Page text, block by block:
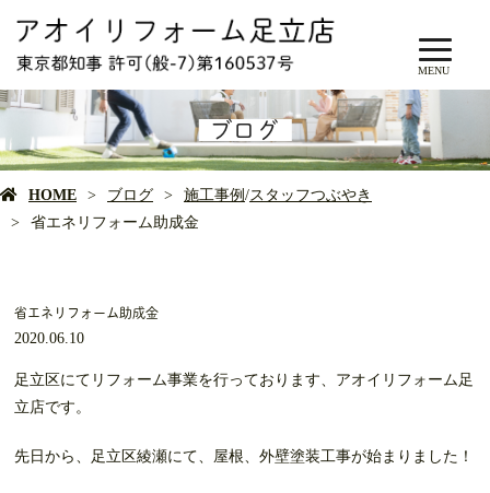
MENU
ブログ
HOME ブログ 施工事例 /スタッフつぶやき
省エネリフォーム助成金
省エネリフォーム助成金
2020.06.10
足立区にてリフォーム事業を行っております、アオイリフォーム足
立店です。
先日から、足立区綾瀬にて、屋根、外壁塗装工事が始まりました！